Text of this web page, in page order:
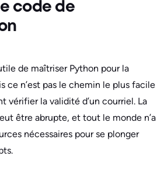
code de
de maîtriser Python pour la
ce n’est pas le chemin le plus facile
vérifier la validité d’un courriel. La
être abrupte, et tout le monde n’a
nécessaires pour se plonger